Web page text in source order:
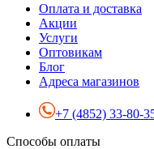
Оплата и доставка
Акции
Услуги
Оптовикам
Блог
Адреса магазинов
+7 (4852) 33-80-
Способы оплаты